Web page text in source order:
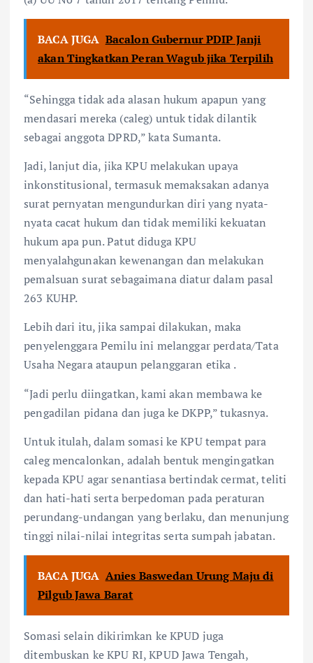
BACA JUGA Bacalon Gubernur PDIP Janji
akan Tingkatkan Peran Wagub jika Terpilih
“Sehingga tidak ada alasan hukum apapun yang
mendasari mereka (caleg) untuk tidak dilantik
sebagai anggota DPRD,” kata Sumanta.
Jadi, lanjut dia, jika KPU melakukan upaya
inkonstitusional, termasuk memaksakan adanya
surat pernyatan mengundurkan diri yang nyata-
nyata cacat hukum dan tidak memiliki kekuatan
hukum apa pun. Patut diduga KPU
menyalahgunakan kewenangan dan melakukan
pemalsuan surat sebagaimana diatur dalam pasal
263 KUHP.
Lebih dari itu, jika sampai dilakukan, maka
penyelenggara Pemilu ini melanggar perdata/Tata
Usaha Negara ataupun pelanggaran etika .
“Jadi perlu diingatkan, kami akan membawa ke
pengadilan pidana dan juga ke DKPP,” tukasnya.
Untuk itulah, dalam somasi ke KPU tempat para
caleg mencalonkan, adalah bentuk mengingatkan
kepada KPU agar senantiasa bertindak cermat, teliti
dan hati-hati serta berpedoman pada peraturan
perundang-undangan yang berlaku, dan menunjung
tinggi nilai-nilai integritas serta sumpah jabatan.
BACA JUGA Anies Baswedan Urung Maju di
Pilgub Jawa Barat
Somasi selain dikirimkan ke KPUD juga
ditembuskan ke KPU RI, KPUD Jawa Tengah,